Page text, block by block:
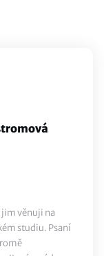
jim věnuji na
studiu. Psaní